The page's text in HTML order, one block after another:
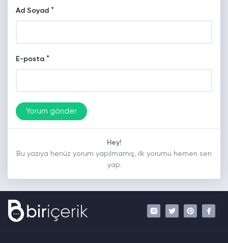
Ad Soyad *
E-posta *
Hey!
Bu yazıya henüz yorum yapılmamış, ilk yorumu hemen sen
yap.